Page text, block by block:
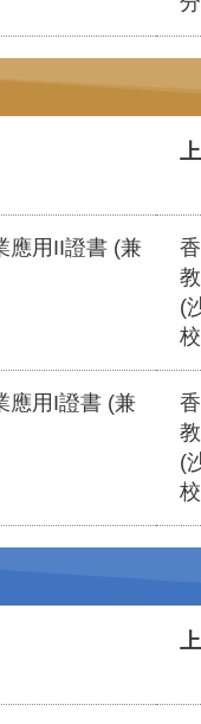
應用II證書 (兼
(
應用I證書 (兼
(